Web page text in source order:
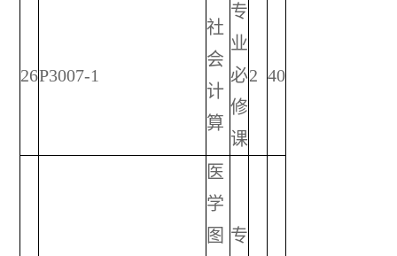
26P3007-1
社
会
计
算
专
业
必
修
课
2 40
医
学
图 专